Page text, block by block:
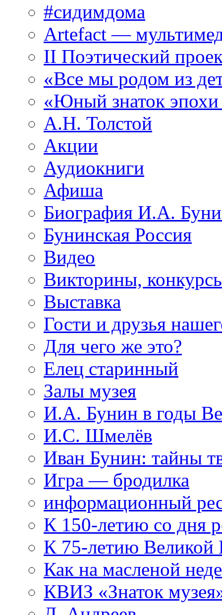
#сидимдома
Artefact —
II Поэтический
«Все мы родом из
«Юный знаток
А.Н. Толстой
Акции
Аудиокниги
Афиша
Биография И.А.
Бунинская Россия
Видео
Викторины,
Выставка
Гости и друзья
Для чего же это?
Елец старинный
Залы музея
И.А. Бунин в годы
И.С. Шмелёв
Иван Бунин: тайны
Игра — бродилка
информационный
К 150-летию со дня
К 75-летию Великой
Как на масленой
КВИЗ «Знаток